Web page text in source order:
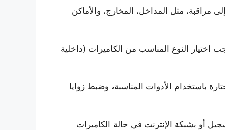
مراقبة، مثل المداخل، المخارج، والأماكن
اختيار النوع المناسب من الكاميرات (داخلية
باستخدام الأدوات المناسبة، وضبط زوايا
أو بشبكة الإنترنت في حالة الكاميرات